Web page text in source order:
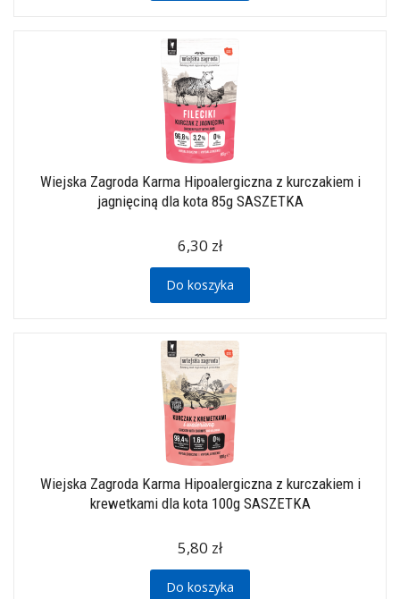
Wiejska Zagroda Karma Hipoalergiczna z kurczakiem i
jagnięciną dla kota 85g SASZETKA
6,30 zł
Do koszyka
Wiejska Zagroda Karma Hipoalergiczna z kurczakiem i
krewetkami dla kota 100g SASZETKA
5,80 zł
Do koszyka